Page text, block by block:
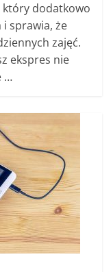
który dodatkowo
sprawia, że
zajęć.
ekspres nie
…